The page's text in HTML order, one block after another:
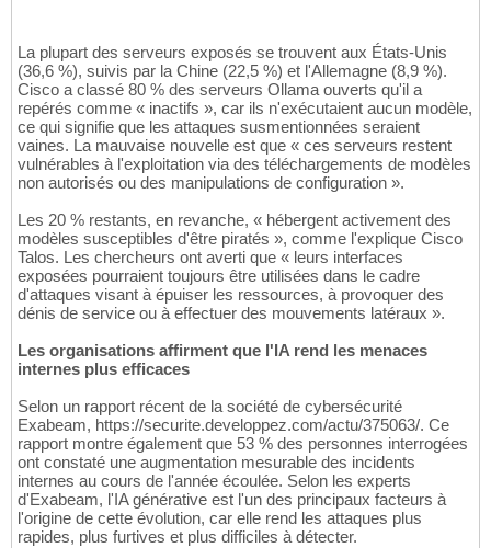
La plupart des serveurs exposés se trouvent aux États-Unis
(36,6 %), suivis par la Chine (22,5 %) et l'Allemagne (8,9 %).
Cisco a classé 80 % des serveurs Ollama ouverts qu'il a
repérés comme « inactifs », car ils n'exécutaient aucun modèle,
ce qui signifie que les attaques susmentionnées seraient
vaines. La mauvaise nouvelle est que « ces serveurs restent
vulnérables à l'exploitation via des téléchargements de modèles
non autorisés ou des manipulations de configuration ».
Les 20 % restants, en revanche, « hébergent activement des
modèles susceptibles d'être piratés », comme l'explique Cisco
Talos. Les chercheurs ont averti que « leurs interfaces
exposées pourraient toujours être utilisées dans le cadre
d'attaques visant à épuiser les ressources, à provoquer des
dénis de service ou à effectuer des mouvements latéraux ».
Les organisations affirment que l'IA rend les menaces
internes plus efficaces
Selon un rapport récent de la société de cybersécurité
Exabeam, https://securite.developpez.com/actu/375063/. Ce
rapport montre également que 53 % des personnes interrogées
ont constaté une augmentation mesurable des incidents
internes au cours de l'année écoulée. Selon les experts
d'Exabeam, l'IA générative est l'un des principaux facteurs à
l'origine de cette évolution, car elle rend les attaques plus
rapides, plus furtives et plus difficiles à détecter.